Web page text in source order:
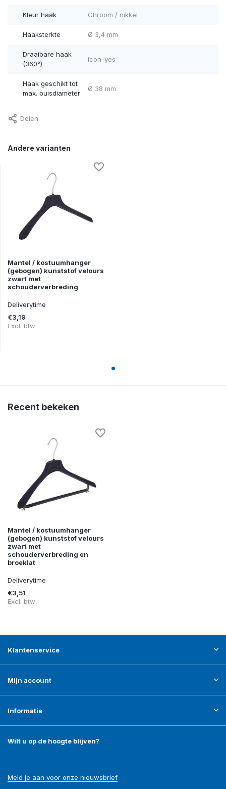
Kleur haak Chroom / nikkel
Haaksterkte Ø 3,4 mm
Draaibare haak
(360°)
icon-yes
Haak geschikt tot
max. buisdiameter
Ø 38 mm
Delen
Andere varianten
Mantel / kostuumhanger
(gebogen) kunststof velours
zwart met
schouderverbreding
Deliverytime
€3,19
Excl. btw
Recent bekeken
Mantel / kostuumhanger
(gebogen) kunststof velours
zwart met
schouderverbreding en
broeklat
Deliverytime
€3,51
Excl. btw
Klantenservice
Mijn account
Informatie
Wilt u op de hoogte blijven?
Meld je aan voor onze nieuwsbrief